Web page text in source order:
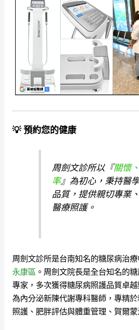
💡 預約您的健康
周劍文診所以『關懷
率』為初心，秉持醫
品質，提供親切專業
醫療照護。
周劍文診所是台南知名的糖尿病治
永康區 。周劍文院長是全台知名的
專家，多次獲得糖尿病照護品質卓
為內分泌新陳代謝專科醫師，專精
照護、肥胖評估與體重管理、賀爾蒙